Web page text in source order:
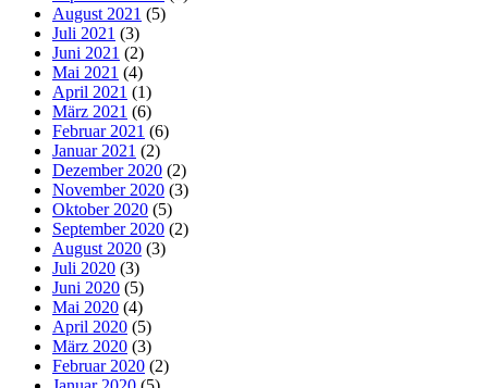
August 2021 (5)
Juli 2021 (3)
Juni 2021 (2)
Mai 2021 (4)
April 2021 (1)
März 2021 (6)
Februar 2021 (6)
Januar 2021 (2)
Dezember 2020 (2)
November 2020 (3)
Oktober 2020 (5)
September 2020 (2)
August 2020 (3)
Juli 2020 (3)
Juni 2020 (5)
Mai 2020 (4)
April 2020 (5)
März 2020 (3)
Februar 2020 (2)